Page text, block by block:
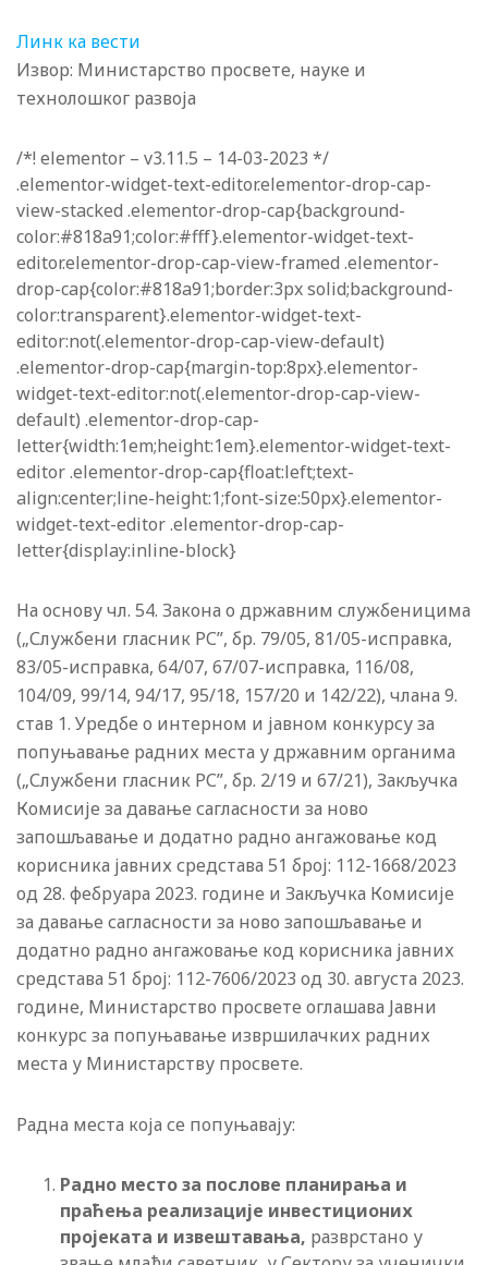
Линк ка вести
Извор: Министарство просвете, науке и
технолошког развоја
/*! elementor – v3.11.5 – 14-03-2023 */
.elementor-widget-text-editor.elementor-drop-cap-
view-stacked .elementor-drop-cap{background-
color:#818a91;color:#fff}.elementor-widget-text-
editor.elementor-drop-cap-view-framed .elementor-
drop-cap{color:#818a91;border:3px solid;background-
color:transparent}.elementor-widget-text-
editor:not(.elementor-drop-cap-view-default)
.elementor-drop-cap{margin-top:8px}.elementor-
widget-text-editor:not(.elementor-drop-cap-view-
default) .elementor-drop-cap-
letter{width:1em;height:1em}.elementor-widget-text-
editor .elementor-drop-cap{float:left;text-
align:center;line-height:1;font-size:50px}.elementor-
widget-text-editor .elementor-drop-cap-
letter{display:inline-block}
На основу чл. 54. Закона о државним службеницима
(„Службени гласник РС”, бр. 79/05, 81/05-исправка,
83/05-исправка, 64/07, 67/07-исправка, 116/08,
104/09, 99/14, 94/17, 95/18, 157/20 и 142/22), члана 9.
став 1. Уредбе о интерном и јавном конкурсу за
попуњавање радних места у државним органима
(„Службени гласник РС”, бр. 2/19 и 67/21), Закључка
Комисије за давање сагласности за ново
запошљавање и додатно радно ангажовање код
корисника јавних средстава 51 број: 112-1668/2023
од 28. фебруара 2023. године и Закључка Комисије
за давање сагласности за ново запошљавање и
додатно радно ангажовање код корисника јавних
средстава 51 број: 112-7606/2023 од 30. августа 2023.
године, Министарство просвете оглашава Јавни
конкурс за попуњавање извршилачких радних
места у Министарству просвете.
Радна места која се попуњавају:
Радно место за послове планирања и
праћења реализације инвестиционих
пројеката и извештавања, разврстано у